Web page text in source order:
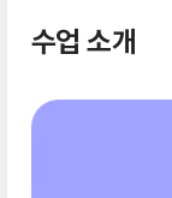
수업 소개